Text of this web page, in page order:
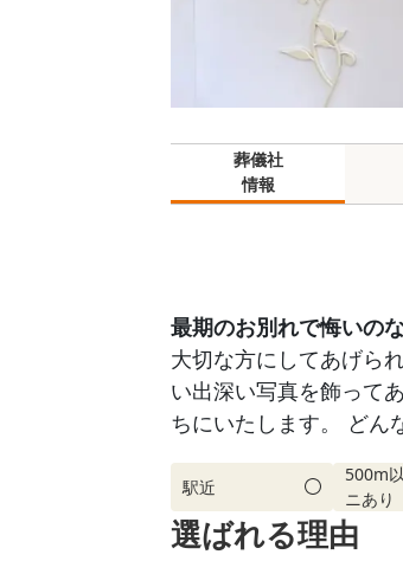
葬儀社
情報
最期のお別れで悔いの
大切な方にしてあげら
い出深い写真を飾って
ちにいたします。 どん
駅近
500m
ニあり
選ばれる理由